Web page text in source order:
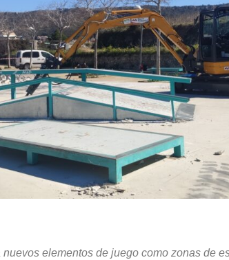
elementos de juego como zonas de